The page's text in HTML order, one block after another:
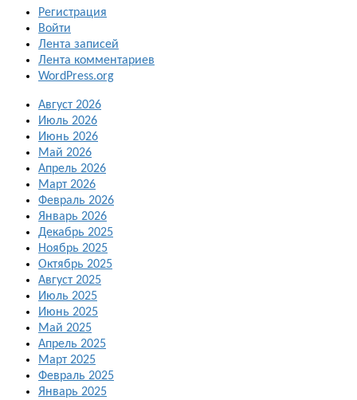
Регистрация
Войти
Лента записей
Лента комментариев
WordPress.org
Август 2026
Июль 2026
Июнь 2026
Май 2026
Апрель 2026
Март 2026
Февраль 2026
Январь 2026
Декабрь 2025
Ноябрь 2025
Октябрь 2025
Август 2025
Июль 2025
Июнь 2025
Май 2025
Апрель 2025
Март 2025
Февраль 2025
Январь 2025